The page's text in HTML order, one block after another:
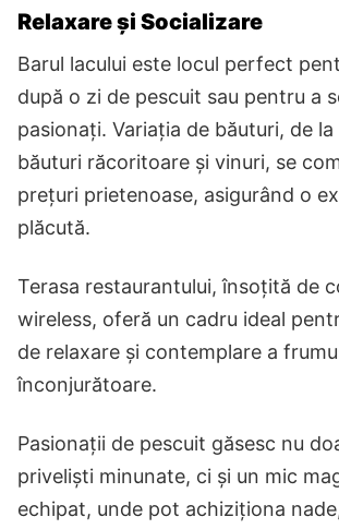
Relaxare și Socializare
Barul lacului este locul perfect
după o zi de pescuit sau pentru a
pasionați. Variația de băuturi, de la
băuturi răcoritoare și vinuri, se
prețuri prietenoase, asigurând o
plăcută.
Terasa restaurantului, însoțită de
wireless, oferă un cadru ideal
de relaxare și contemplare a
înconjurătoare.
Pasionații de pescuit găsesc nu
priveliști minunate, ci și un mic
echipat, unde pot achiziționa